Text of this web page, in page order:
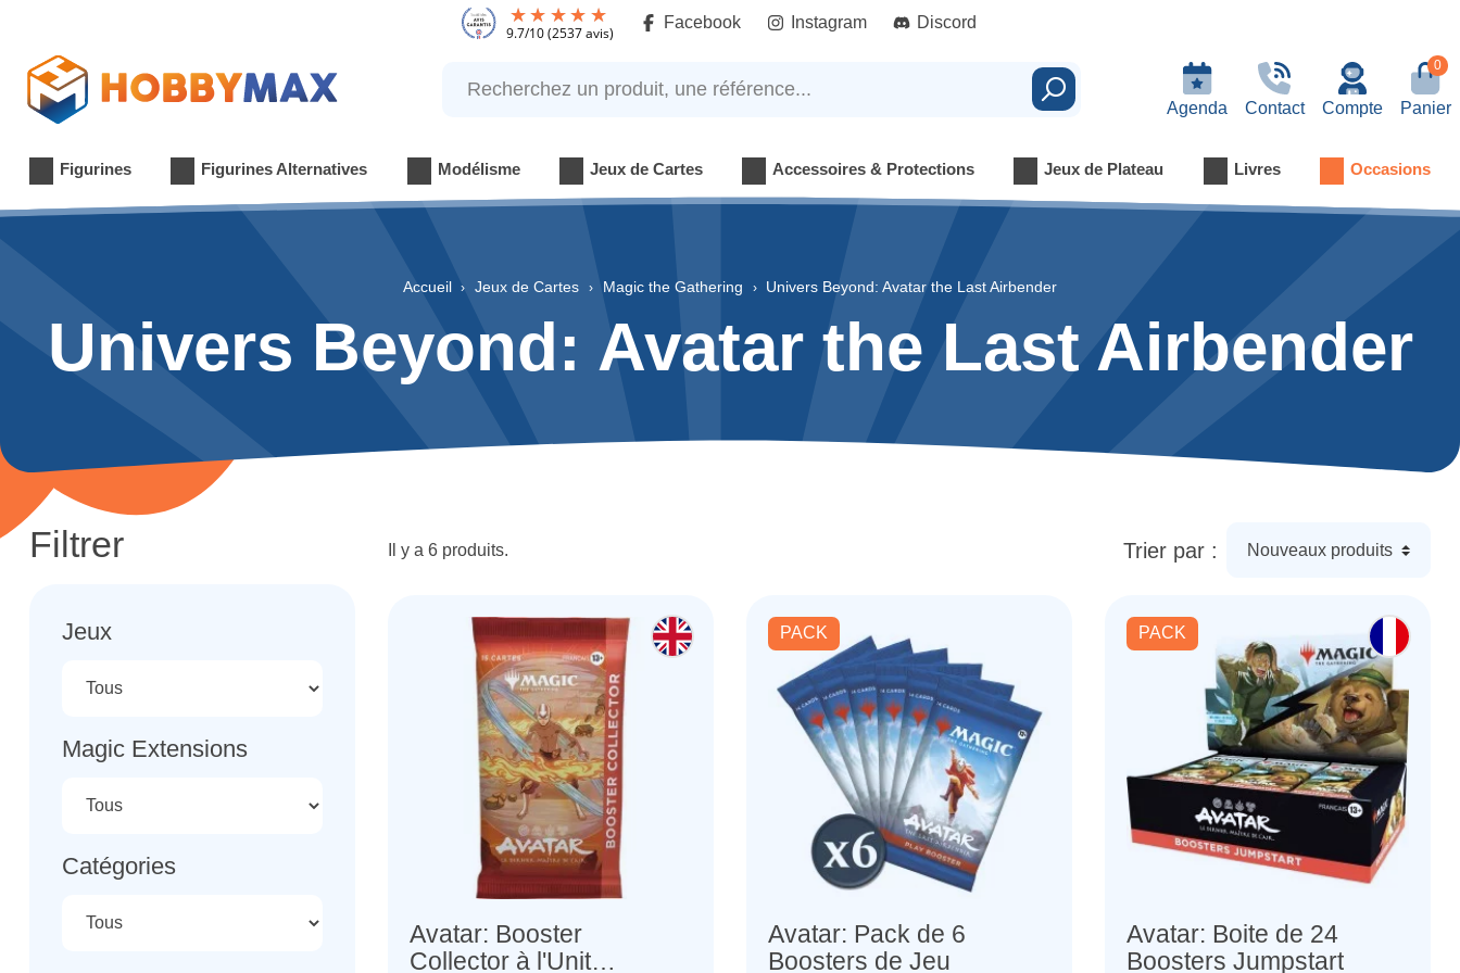
9.7 (2537 avis)
Facebook Instagram Discord
Agenda Contact
Recherchez un produit, une référence...
Rechercher Compte
0
Panier
Figurines Figurines Alternatives Modélisme Jeux de Cartes Accessoires & Protections Jeux de Plateau Livres Occasions
Accueil Jeux de Cartes Magic the Gathering Univers Beyond: Avatar the Last Airbender
Univers Beyond: Avatar the Last Airbender
Filtrer
Jeux
Magic Extensions
Catégories
Il y a 6 produits. Trier par :
Avatar: Booster
Collector à l'Unité
Avatar: Pack de 6
Boosters de Jeu
PACK
Avatar: Boite de 24
Boosters Jumpstart
PACK